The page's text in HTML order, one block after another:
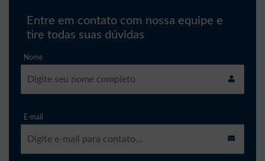
Entre em contato com nossa equipe e
tire todas suas dúvidas
Nome
E-mail